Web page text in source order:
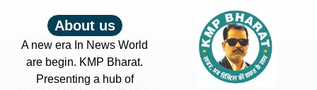
About us
A new era In News World
are begin. KMP Bharat.
Presenting a hub of